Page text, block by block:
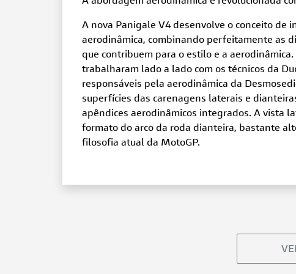
A nova Panigale V4 desenvolve o conceito de
aerodinâmica, combinando perfeitamente as
que contribuem para o estilo e a aerodinâmica.
trabalharam lado a lado com os técnicos da
responsáveis pela aerodinâmica da
superfícies das carenagens laterais e
apêndices aerodinâmicos integrados. A vista
formato do arco da roda dianteira, bastante
filosofia atual da MotoGP.